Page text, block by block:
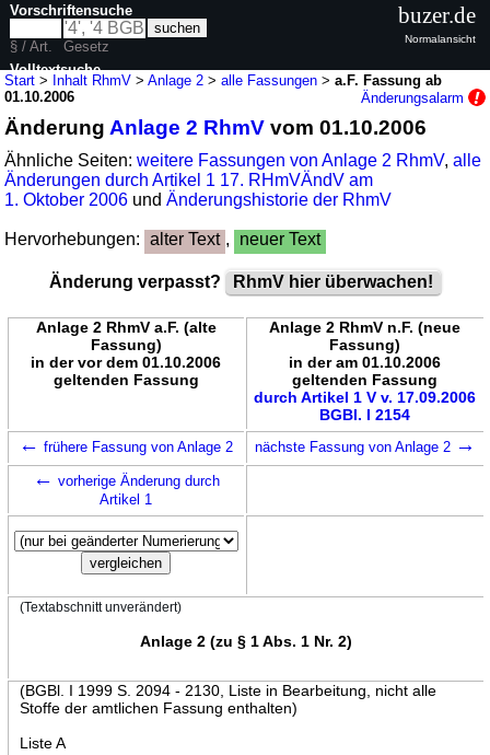
Start > Inhalt RhmV >Anlage 2 >alle Fassungen >a.F. Fassung ab
01.10.2006
Änderungsalarm
Änderung Anlage 2 RhmV vom 01.10.2006
Ähnliche Seiten:weitere Fassungen von Anlage 2 RhmV,alle
Änderungen durch Artikel 1 17. RHmVÄndV am
1. Oktober 2006 undÄnderungshistorie der RhmV
Hervorhebungen: alter Text , neuer Text
Änderung verpasst? RhmV hier überwachen!
Anlage 2 RhmV a.F. (alte
Fassung)
in der vor dem 01.10.2006
geltenden Fassung
Anlage 2 RhmV n.F. (neue
Fassung)
in der am 01.10.2006
geltenden Fassung
durch Artikel 1 V v. 17.09.2006
BGBl. I 2154
← frühere Fassung von Anlage 2 nächste Fassung von Anlage 2 →
← vorherige Änderung durch
Artikel 1
(Textabschnitt unverändert)
Anlage 2 (zu § 1 Abs. 1 Nr. 2)
(BGBl. I 1999 S. 2094 - 2130, Liste in Bearbeitung, nicht alle
Stoffe der amtlichen Fassung enthalten)
Liste A
Vorschriftensuche
§ / Art.
Gesetz
Volltextsuche
buzer.de
Normalansicht